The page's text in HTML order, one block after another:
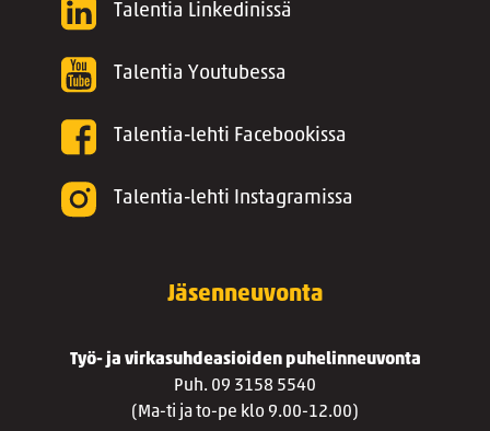
Talentia Linkedinissä
Talentia Youtubessa
Talentia-lehti Facebookissa
Talentia-lehti Instagramissa
Jäsenneuvonta
Työ- ja virkasuhdeasioiden puhelinneuvonta
Puh. 09 3158 5540
(Ma-ti ja to-pe klo 9.00-12.00)